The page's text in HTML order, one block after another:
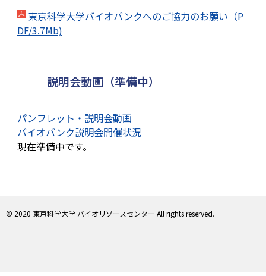
東京科学大学バイオバンクへのご協力のお願い（P
DF/3.7Mb)
説明会動画（準備中）
パンフレット・説明会動画
バイオバンク説明会開催状況
現在準備中です。
© 2020 東京科学大学 バイオリソースセンター All rights reserved.